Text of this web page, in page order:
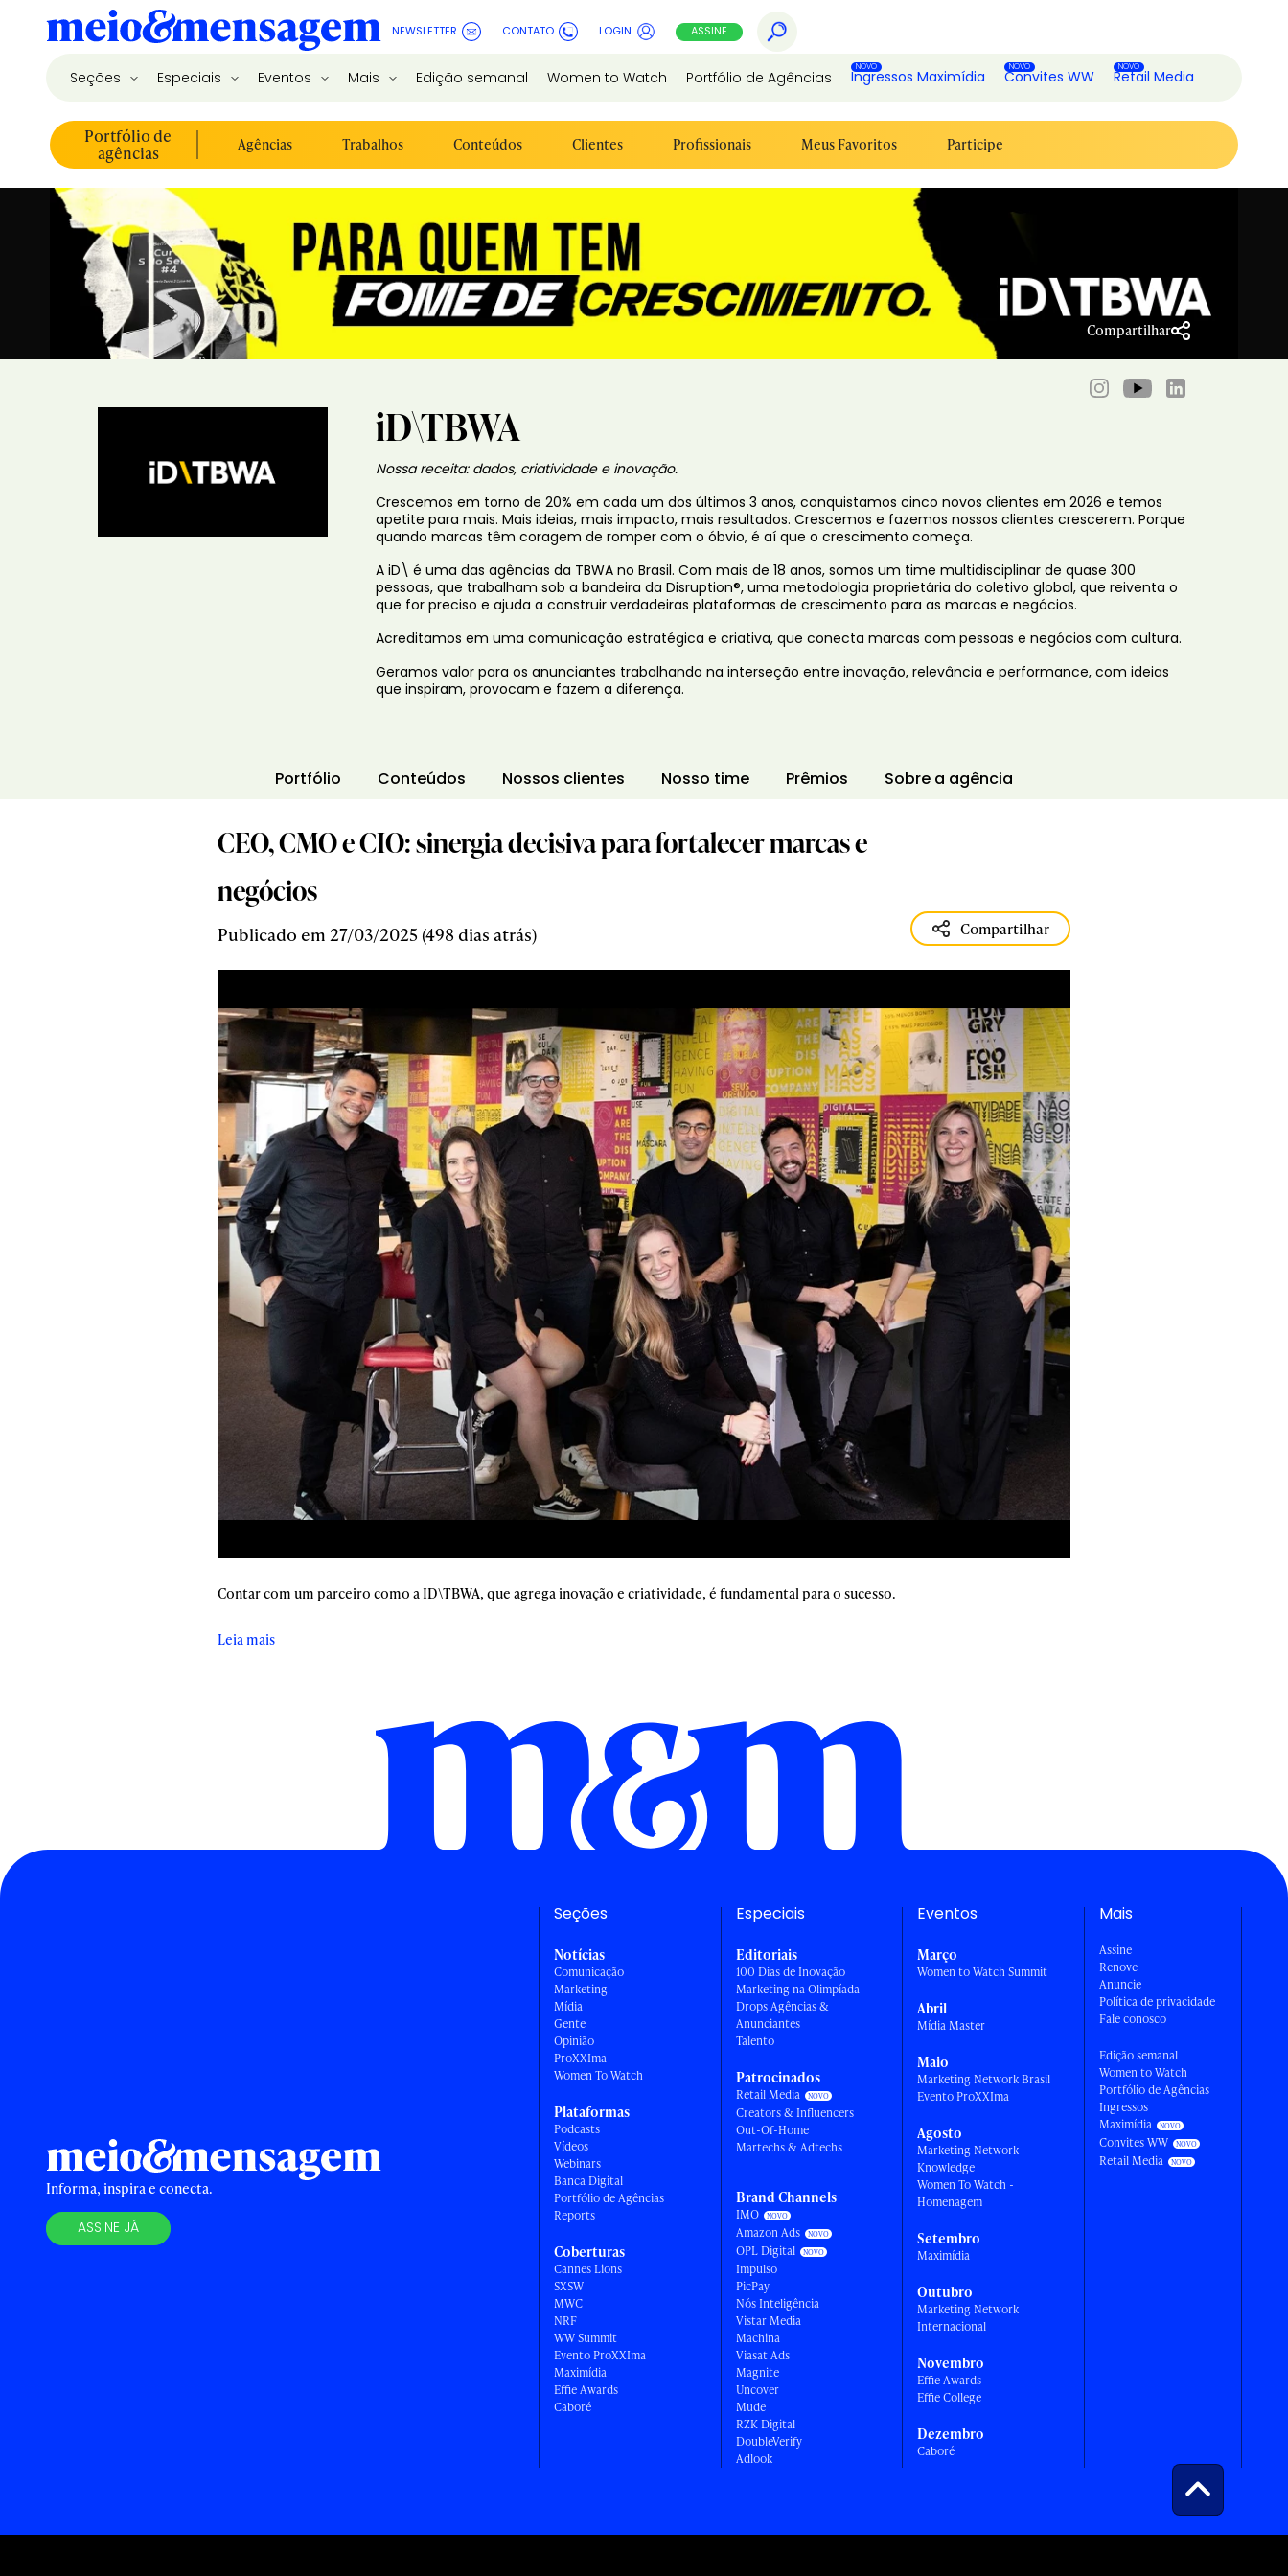
NEWSLETTER CONTATO LOGIN ASSINE
Seções Especiais Eventos Mais Edição semanal Women to Watch Portfólio de Agências Ingressos Maximídia Convites WW Retail Media
Portfólio de
agências Agências Trabalhos Conteúdos Clientes Profissionais Meus Favoritos Participe
Compartilhar
iD\TBWA
Nossa receita: dados, criatividade e inovação.
Crescemos em torno de 20% em cada um dos últimos 3 anos, conquistamos cinco novos clientes em 2026 e temos
apetite para mais. Mais ideias, mais impacto, mais resultados. Crescemos e fazemos nossos clientes crescerem. Porque
quando marcas têm coragem de romper com o óbvio, é aí que o crescimento começa.
A iD\ é uma das agências da TBWA no Brasil. Com mais de 18 anos, somos um time multidisciplinar de quase 300
pessoas, que trabalham sob a bandeira da Disruption®, uma metodologia proprietária do coletivo global, que reiventa o
que for preciso e ajuda a construir verdadeiras plataformas de crescimento para as marcas e negócios.
Acreditamos em uma comunicação estratégica e criativa, que conecta marcas com pessoas e negócios com cultura.
Geramos valor para os anunciantes trabalhando na interseção entre inovação, relevância e performance, com ideias
que inspiram, provocam e fazem a diferença.
Portfólio Conteúdos Nossos clientes Nosso time Prêmios Sobre a agência
CEO, CMO e CIO: sinergia decisiva para fortalecer marcas e
negócios
Publicado em 27/03/2025 (498 dias atrás) Compartilhar
Contar com um parceiro como a ID\TBWA, que agrega inovação e criatividade, é fundamental para o sucesso.
Leia mais
Informa, inspira e conecta.
ASSINE JÁ
Seções
Notícias
Comunicação
Marketing
Mídia
Gente
Opinião
ProXXIma
Women To Watch
Plataformas
Podcasts
Vídeos
Webinars
Banca Digital
Portfólio de Agências
Reports
Coberturas
Cannes Lions
SXSW
MWC
NRF
WW Summit
Evento ProXXIma
Maximídia
Effie Awards
Caboré
Especiais
Editoriais
100 Dias de Inovação
Marketing na Olimpíada
Drops Agências &
Anunciantes
Talento
Patrocinados
Retail Media
Creators & Influencers
Out-Of-Home
Martechs & Adtechs
Brand Channels
IMO
Amazon Ads
OPL Digital
Impulso
PicPay
Nós Inteligência
Vistar Media
Machina
Viasat Ads
Magnite
Uncover
Mude
RZK Digital
DoubleVerify
Adlook
Eventos
Março
Women to Watch Summit
Abril
Mídia Master
Maio
Marketing Network Brasil
Evento ProXXIma
Agosto
Marketing Network
Knowledge
Women To Watch -
Homenagem
Setembro
Maximídia
Outubro
Marketing Network
Internacional
Novembro
Effie Awards
Effie College
Dezembro
Caboré
Mais
Assine
Renove
Anuncie
Política de privacidade
Fale conosco
Edição semanal
Women to Watch
Portfólio de Agências
Ingressos
Maximídia
Convites WW
Retail Media